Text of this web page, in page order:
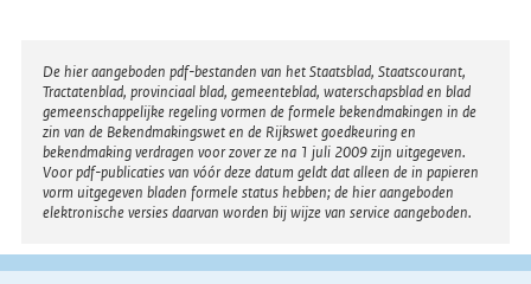
r
n
e
l
i
n
k
Disclaimer
De hier aangeboden pdf-bestanden van het Staatsblad, Staatscourant,
Tractatenblad, provinciaal blad, gemeenteblad, waterschapsblad en blad
gemeenschappelijke regeling vormen de formele bekendmakingen in de
zin van de Bekendmakingswet en de Rijkswet goedkeuring en
bekendmaking verdragen voor zover ze na 1 juli 2009 zijn uitgegeven.
Voor pdf-publicaties van vóór deze datum geldt dat alleen de in papieren
vorm uitgegeven bladen formele status hebben; de hier aangeboden
elektronische versies daarvan worden bij wijze van service aangeboden.